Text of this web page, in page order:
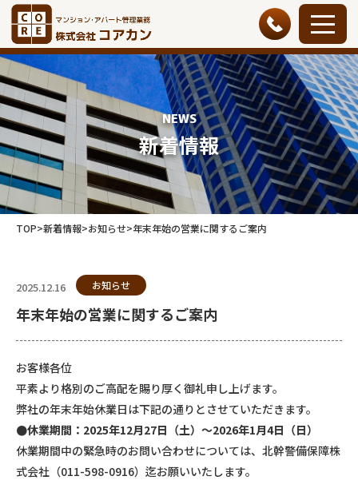
NEWS
新着情報
TOP>新着情報>お知らせ>年末年始の営業に関するご案内
2025.12.16 お知らせ
年末年始の営業に関するご案内
お客様各位
平素より格別のご高配を賜り厚く御礼申し上げます。
弊社の年末年始休業日は下記の通りとさせていただきます。
●休業期間：2025年12月27日（土）～2026年1月4日（日）
休業期間中の緊急時のお問い合わせについては、北幹警備保障株
式会社（011-598-0916）迄お願いいたします。